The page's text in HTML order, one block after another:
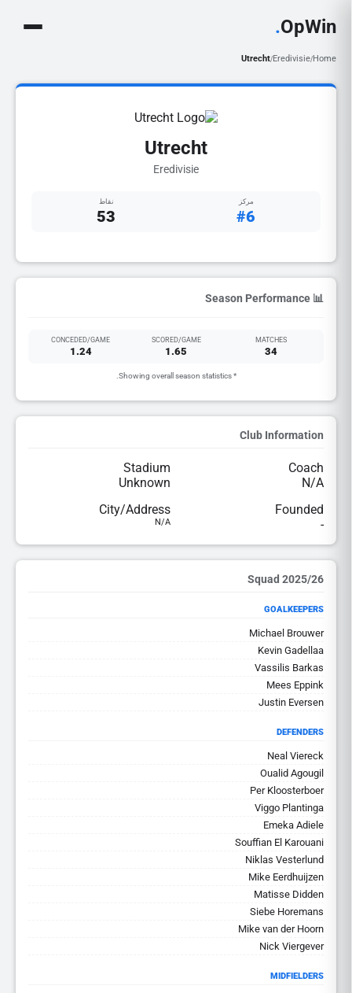
OpWin
.
Home
/
Eredivisie
/
Utrecht
Utrecht
Eredivisie
مركز
#6
نقاط
53
📊 Season Performance
MATCHES
34
SCORED/GAME
1.65
CONCEDED/GAME
1.24
* Showing overall season statistics.
Club Information
Coach
N/A
Stadium
Unknown
Founded
-
City/Address
N/A
2025/26 Squad
GOALKEEPERS
Michael Brouwer
Kevin Gadellaa
Vassilis Barkas
Mees Eppink
Justin Eversen
DEFENDERS
Neal Viereck
Oualid Agougil
Per Kloosterboer
Viggo Plantinga
Emeka Adiele
Souffian El Karouani
Niklas Vesterlund
Mike Eerdhuijzen
Matisse Didden
Siebe Horemans
Mike van der Hoorn
Nick Viergever
MIDFIELDERS